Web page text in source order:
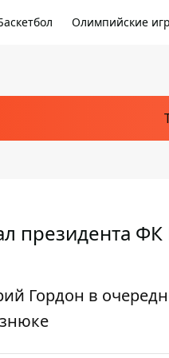
Олимпийские
президента
Гордон в